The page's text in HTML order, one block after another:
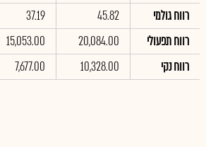
רווח גולמי
45.82
37.19
רווח תפעולי
20,084.00
15,053.00
רווח נקי
10,328.00
7,677.00